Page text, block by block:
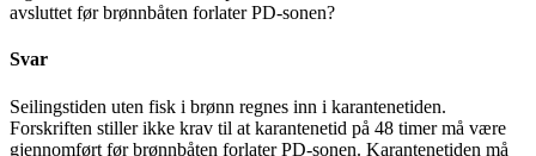
avsluttet før brønnbåten forlater PD-sonen?
Svar
Seilingstiden uten fisk i brønn regnes inn i karantenetiden.
Forskriften stiller ikke krav til at karantenetid på 48 timer må være
gjennomført før brønnbåten forlater PD-sonen. Karantenetiden må